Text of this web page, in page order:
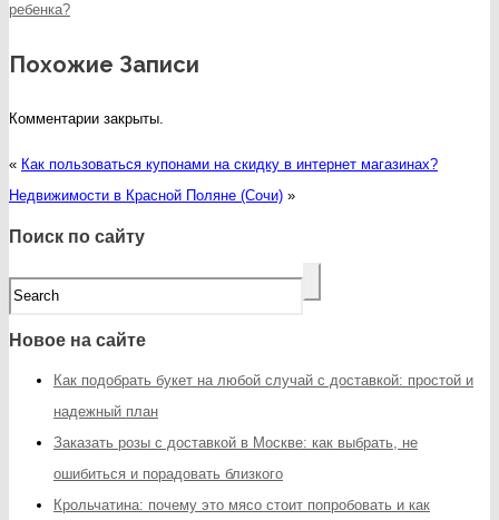
ребенка?
Похожие Записи
Комментарии закрыты.
« Как пользоваться купонами на скидку в интернет магазинах?
Недвижимости в Красной Поляне (Сочи) »
Поиск по сайту
Новое на сайте
Как подобрать букет на любой случай с доставкой: простой и
надежный план
Заказать розы с доставкой в Москве: как выбрать, не
ошибиться и порадовать близкого
Крольчатина: почему это мясо стоит попробовать и как